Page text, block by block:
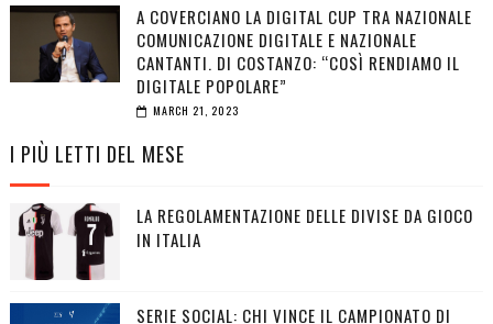
A COVERCIANO LA DIGITAL CUP TRA NAZIONALE
COMUNICAZIONE DIGITALE E NAZIONALE
CANTANTI. DI COSTANZO: “COSÌ RENDIAMO IL
DIGITALE POPOLARE”
MARCH 21, 2023
I PIÙ LETTI DEL MESE
LA REGOLAMENTAZIONE DELLE DIVISE DA GIOCO
IN ITALIA
SERIE SOCIAL: CHI VINCE IL CAMPIONATO DI